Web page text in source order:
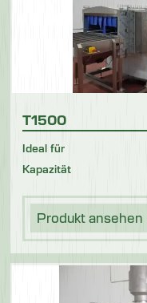
T1500
Ideal für
Kapazität
Produkt ansehen